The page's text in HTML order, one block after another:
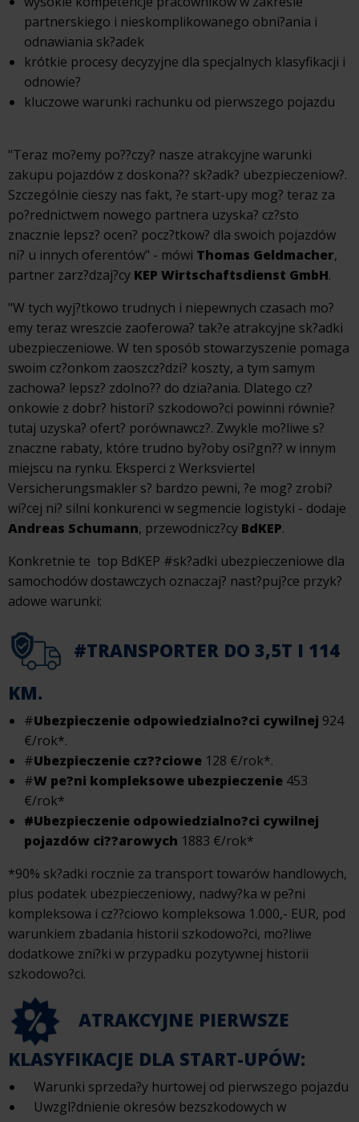
partnerskiego i nieskomplikowanego obni?ania i
odnawiania sk?adek
krótkie procesy decyzyjne dla specjalnych klasyfikacji i
odnowie?
kluczowe warunki rachunku od pierwszego pojazdu
"Teraz mo?emy po??czy? nasze atrakcyjne warunki
zakupu pojazdów z doskona?? sk?adk? ubezpieczeniow?.
Szczególnie cieszy nas fakt, ?e start-upy mog? teraz za
po?rednictwem nowego partnera uzyska? cz?sto
znacznie lepsz? ocen? pocz?tkow? dla swoich pojazdów
ni? u innych oferentów" - mówi Thomas Geldmacher,
partner zarz?dzaj?cy KEP Wirtschaftsdienst GmbH.
"W tych wyj?tkowo trudnych i niepewnych czasach mo?
emy teraz wreszcie zaoferowa? tak?e atrakcyjne sk?adki
ubezpieczeniowe. W ten sposób stowarzyszenie pomaga
swoim cz?onkom zaoszcz?dzi? koszty, a tym samym
zachowa? lepsz? zdolno?? do dzia?ania. Dlatego cz?
onkowie z dobr? histori? szkodowo?ci powinni równie?
tutaj uzyska? ofert? porównawcz?. Zwykle mo?liwe s?
znaczne rabaty, które trudno by?oby osi?gn?? w innym
miejscu na rynku. Eksperci z Werksviertel
Versicherungsmakler s? bardzo pewni, ?e mog? zrobi?
wi?cej ni? silni konkurenci w segmencie logistyki - dodaje
Andreas Schumann, przewodnicz?cy BdKEP.
Konkretnie te top BdKEP #sk?adki ubezpieczeniowe dla
samochodów dostawczych oznaczaj? nast?puj?ce przyk?
adowe warunki:
#TRANSPORTER DO 3,5T I 114
KM.
#Ubezpieczenie odpowiedzialno?ci cywilnej 924
€/rok*.
#Ubezpieczenie cz??ciowe 128 €/rok*.
#W pe?ni kompleksowe ubezpieczenie 453
€/rok*
#Ubezpieczenie odpowiedzialno?ci cywilnej
pojazdów ci??arowych 1883 €/rok*
*90% sk?adki rocznie za transport towarów handlowych,
plus podatek ubezpieczeniowy, nadwy?ka w pe?ni
kompleksowa i cz??ciowo kompleksowa 1.000,- EUR, pod
warunkiem zbadania historii szkodowo?ci, mo?liwe
dodatkowe zni?ki w przypadku pozytywnej historii
szkodowo?ci.
ATRAKCYJNE PIERWSZE
KLASYFIKACJE DLA START-UPÓW:
Warunki sprzeda?y hurtowej od pierwszego pojazdu
Uwzgl?dnienie okresów bezszkodowych w